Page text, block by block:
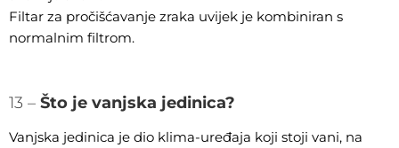
Filtar za pročišćavanje zraka uvijek je kombiniran s
normalnim filtrom.
13 – Što je vanjska jedinica?
Vanjska jedinica je dio klima-uređaja koji stoji vani, na